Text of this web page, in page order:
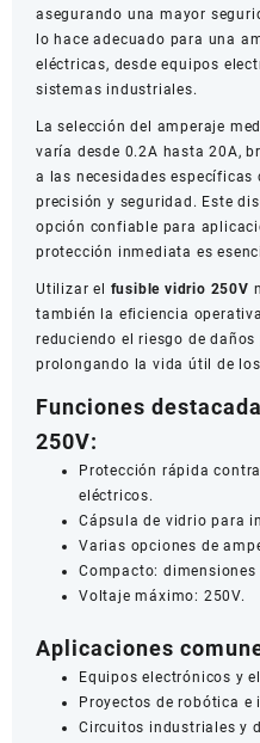
asegurando una mayor
lo hace adecuado para una
eléctricas, desde equipos
sistemas industriales.
La selección del amperaje
varía desde 0.2A hasta 20A,
a las necesidades
precisión y seguridad. Este
opción confiable para
protección inmediata es
Utilizar el fusible vidrio 250V
también la eficiencia
reduciendo el riesgo de
prolongando la vida útil de
Funciones
250V:
Protección rápida
eléctricos.
Cápsula de vidrio para
Varias opciones de
Compacto: dimensiones
Voltaje máximo: 250V.
Aplicaciones
Equipos electrónicos y
Proyectos de robótica e
Circuitos industriales y